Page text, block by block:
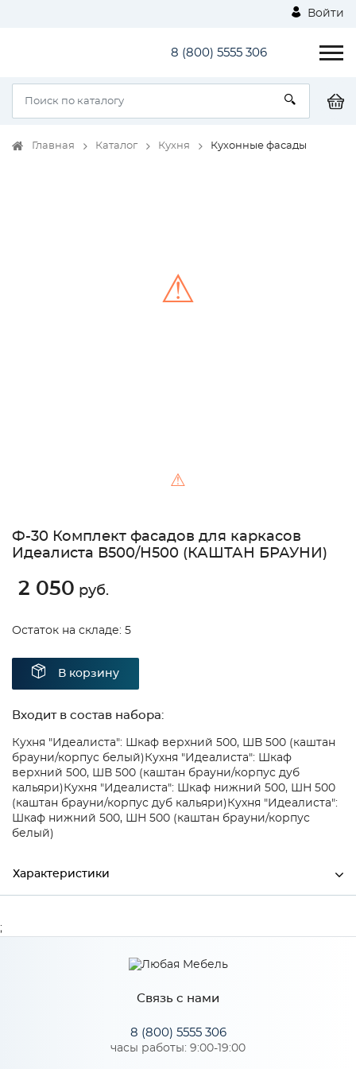
Войти
8 (800) 5555 306
Главная Каталог Кухня Кухонные фасады
⚠
⚠
Ф-30 Комплект фасадов для каркасов
Идеалиста В500/Н500 (КАШТАН БРАУНИ)
2 050 руб.
Остаток на складе: 5
В корзину
Входит в состав набора:
Кухня "Идеалиста": Шкаф верхний 500, ШВ 500 (каштан
брауни/корпус белый) Кухня "Идеалиста": Шкаф
верхний 500, ШВ 500 (каштан брауни/корпус дуб
кальяри) Кухня "Идеалиста": Шкаф нижний 500, ШН 500
(каштан брауни/корпус дуб кальяри) Кухня "Идеалиста":
Шкаф нижний 500, ШН 500 (каштан брауни/корпус
белый)
Характеристики
Каштан брауни
Связь с нами
8 (800) 5555 306
часы работы: 9:00-19:00
;